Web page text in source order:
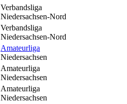
Verbandsliga
Niedersachsen-Nord
Verbandsliga
Niedersachsen-Nord
Amateurliga
Niedersachsen
Amateurliga
Niedersachsen
Amateurliga
Niedersachsen